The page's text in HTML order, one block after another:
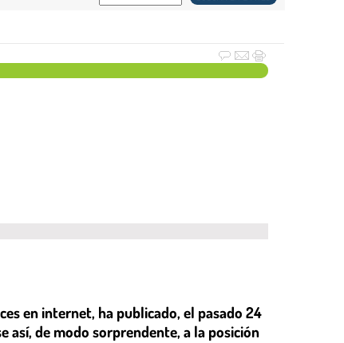
en internet, ha publicado, el pasado 24
así, de modo sorprendente, a la posición